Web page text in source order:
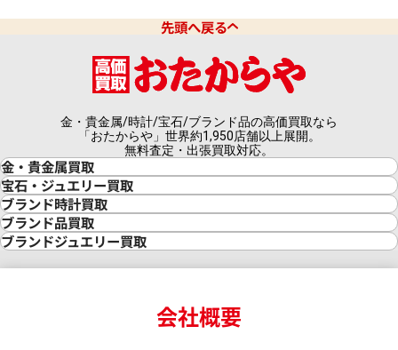
先頭へ戻る
金・貴金属/時計/宝石/ブランド品の高価買取なら
「おたからや」世界約1,950店舗以上展開。
無料査定・出張買取対応。
金・貴金属買取
金買取
金の相場価格情報
金の参考買取価格一覧
インゴット買取
インゴットの相場価格情報
24金買取
宝石・ジュエリー買取
宝石・ジュエリー買取
ダイヤモンド買取
ダイヤモンド・宝石の参考価格一覧
リング・結婚指輪買取
エメラルド買取
ブランド時計買取
時計買取
ロレックス買取
ロレックス デイトナ買取
ロレックス サブマリーナー買取
ロレックス エクスプローラー買取
ロレックス デイトジャスト買取
ブランド品買取
ブランド買取
ルイ・ヴィトン買取
ルイ・ヴィトン買取の参考価格一覧
ブランドジュエリー買取
ヴァンクリーフ＆アーペル買取会社概要